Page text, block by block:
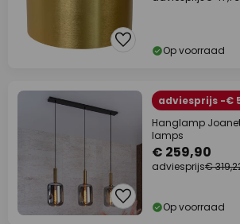
Op voorraad
adviesprijs -€
Hanglamp
lamps
€ 259,90
adviesprijs€
Op voorraad